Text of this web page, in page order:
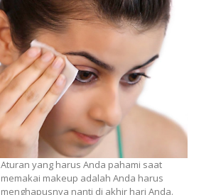
Aturan yang harus Anda pahami saat
memakai makeup adalah Anda harus
menghapusnya nanti di akhir hari Anda.